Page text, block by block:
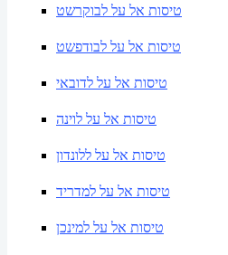
טיסות אל על לבוקרשט
טיסות אל על לבודפשט
טיסות אל על לדובאי
טיסות אל על לוינה
טיסות אל על ללונדון
טיסות אל על למדריד
טיסות אל על למינכן